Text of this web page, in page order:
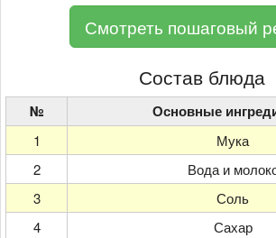
Смотреть пошаговый
Состав блюда
№ Основные
1
Мука
2
Вода и
3
Соль
4
Сахар